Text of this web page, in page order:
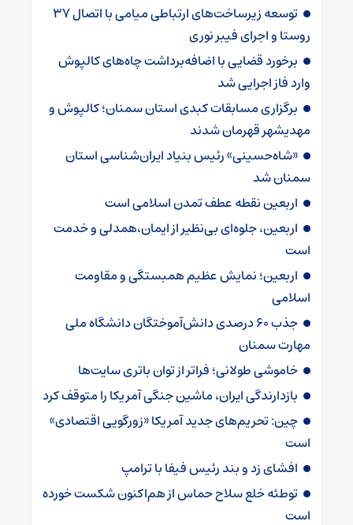
توسعه زیرساخت‌های ارتباطی میامی با اتصال ۳۷
روستا و اجرای فیبر نوری
برخورد قضایی با اضافه‌برداشت چاه‌های کالپوش
وارد فاز اجرایی شد
برگزاری مسابقات کبدی استان سمنان؛ کالپوش و
مهدیشهر قهرمان شدند
«شاه‌حسینی» رئیس بنیاد ایران‌شناسی استان
سمنان شد
اربعین نقطه عطف تمدن اسلامی است
اربعین، جلوه‌ای بی‌نظیر از ایمان،همدلی و خدمت
است
اربعین؛ نمایش عظیم همبستگی و مقاومت
اسلامی
جذب ۶۰ درصدی دانش‌آموختگان دانشگاه ملی
مهارت سمنان
خاموشی طولانی؛ فراتر از توان باتری سایت‌ها
بازدارندگی ایران، ماشین جنگی آمریکا را متوقف کرد
چین: تحریم‌های جدید آمریکا «زورگویی اقتصادی»
است
افشای زد و بند رئیس فیفا با ترامپ
توطئه خلع سلاح حماس از هم‌اکنون شکست خورده
است